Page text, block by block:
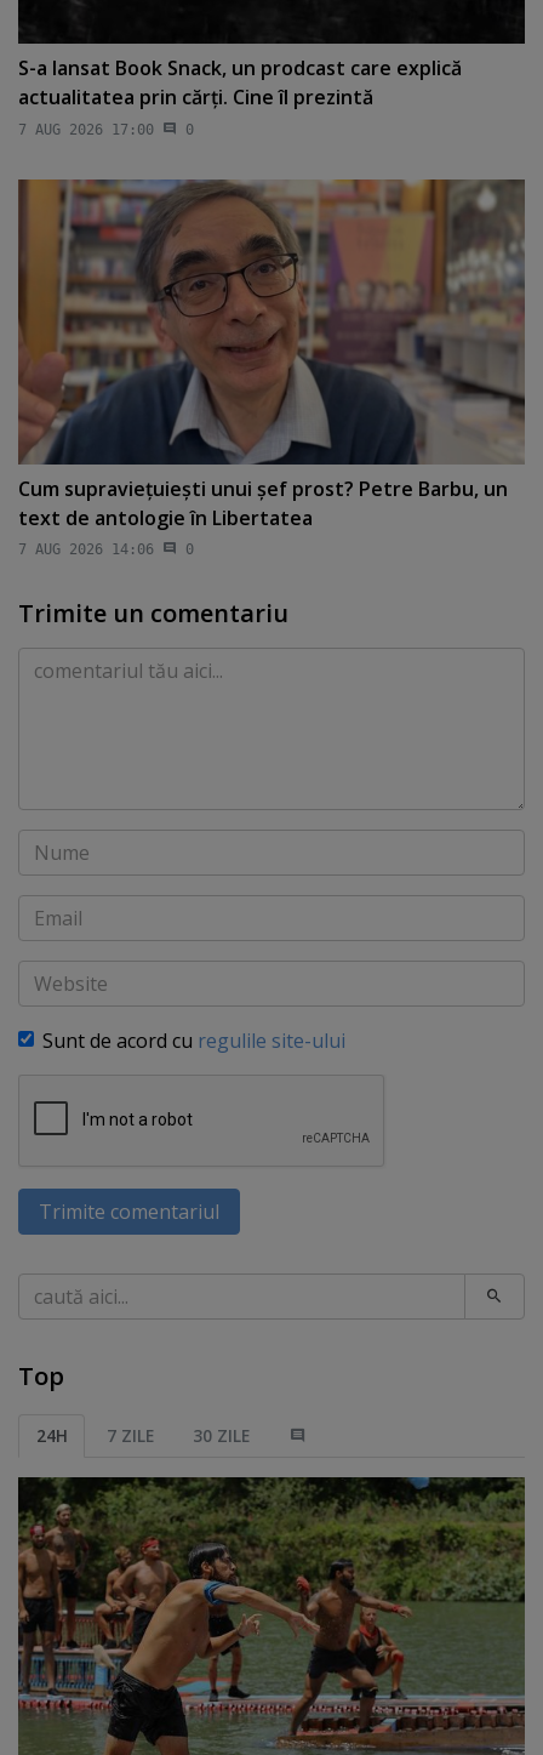
S-a lansat Book Snack, un prodcast care explică
actualitatea prin cărţi. Cine îl prezintă
7 AUG 2026 17:00 0
Cum supravieţuieşti unui şef prost? Petre Barbu, un
text de antologie în Libertatea
7 AUG 2026 14:06 0
Trimite un comentariu
Comentariu
Nume
Email
Website
Sunt de acord cu regulile site-ului
Trimite comentariul
Caută
Top
24H 7 ZILE 30 ZILE